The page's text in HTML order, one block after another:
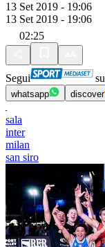
13 Set 2019 - 19:06
13 Set 2019 - 19:06
02:25
Segui su
whatsapp discover
sala
inter
milan
san siro